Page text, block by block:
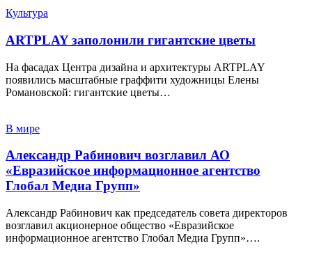
Культура
ARTPLAY заполонили гигантские цветы
На фасадах Центра дизайна и архитектуры ARTPLAY
появились масштабные граффити художницы Елены
Романовской: гигантские цветы…
В мире
Александр Рабинович возглавил АО
«Евразийское информационное агентство
Глобал Медиа Групп»
Александр Рабинович как председатель совета директоров
возглавил акционерное общество «Евразийское
информационное агентство Глобал Медиа Групп»….